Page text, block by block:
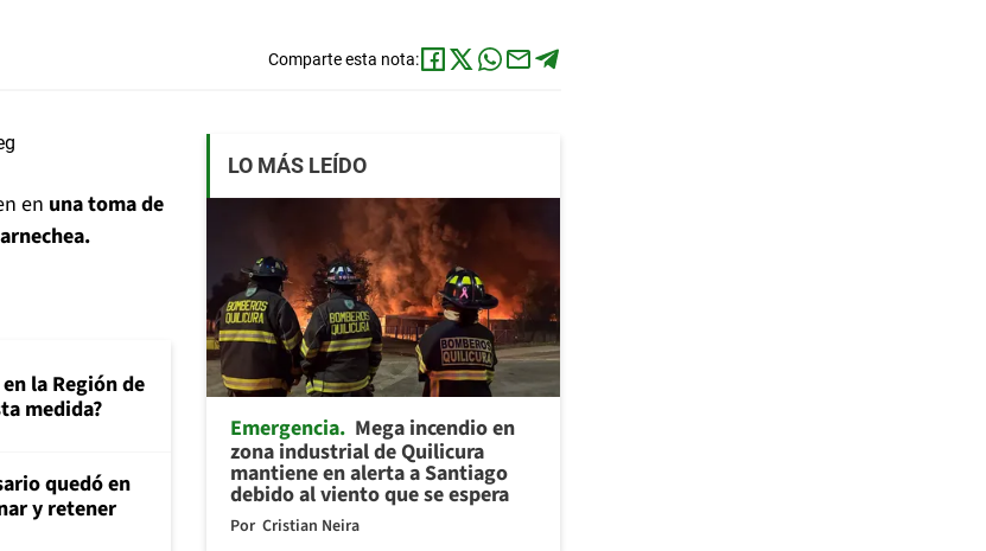
Comparte esta nota:
en una toma de
la Región de
medida?
quedó en
y retener
LO MÁS LEÍDO
Emergencia Mega incendio en
zona industrial de Quilicura
mantiene en alerta a Santiago
debido al viento que se espera
Por Cristian Neira